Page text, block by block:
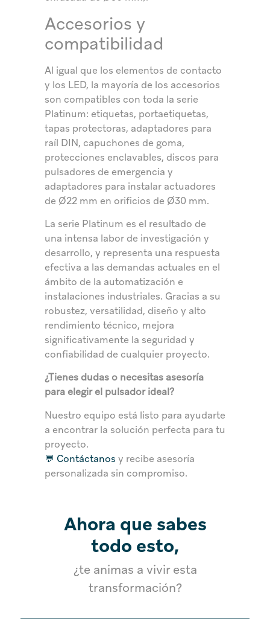
Accesorios y
compatibilidad
Al igual que los elementos de contacto
y los LED, la mayoría de los accesorios
son compatibles con toda la serie
Platinum: etiquetas, portaetiquetas,
tapas protectoras, adaptadores para
raíl DIN, capuchones de goma,
protecciones enclavables, discos para
pulsadores de emergencia y
adaptadores para instalar actuadores
de Ø22 mm en orificios de Ø30 mm.
La serie Platinum es el resultado de
una intensa labor de investigación y
desarrollo, y representa una respuesta
efectiva a las demandas actuales en el
ámbito de la automatización e
instalaciones industriales. Gracias a su
robustez, versatilidad, diseño y alto
rendimiento técnico, mejora
significativamente la seguridad y
confiabilidad de cualquier proyecto.
¿Tienes dudas o necesitas asesoría
para elegir el pulsador ideal?
Nuestro equipo está listo para ayudarte
a encontrar la solución perfecta para tu
proyecto.
💬 Contáctanos y recibe asesoría
personalizada sin compromiso.
Ahora que sabes
todo esto,
¿te animas a vivir esta
transformación?